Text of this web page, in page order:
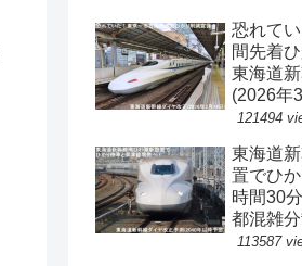
恐れて
間先着
東海道
(2026年
121494
東海道
置でひ
時間30
都混雑
幹線ダ
113587